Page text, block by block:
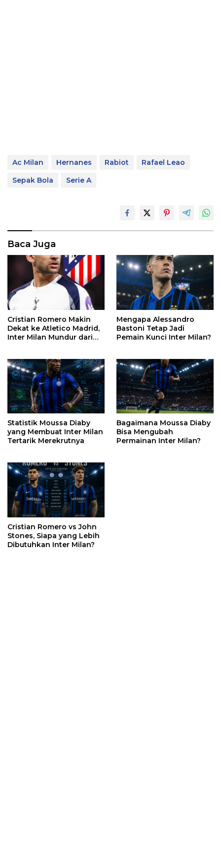
Ac Milan Hernanes Rabiot
Rafael Leao
Sepak Bola
Serie A
Baca Juga
Cristian Romero Makin
Dekat ke Atletico Madrid,
Inter Milan Mundur dari
Mengapa Alessandro
Bastoni Tetap Jadi
Pemain Kunci Inter Milan?
Statistik Moussa Diaby
yang Membuat Inter Milan
Tertarik Merekrutnya
Bagaimana Moussa Diaby
Bisa Mengubah
Permainan Inter Milan?
Cristian Romero vs John
Stones, Siapa yang Lebih
Dibutuhkan Inter Milan?